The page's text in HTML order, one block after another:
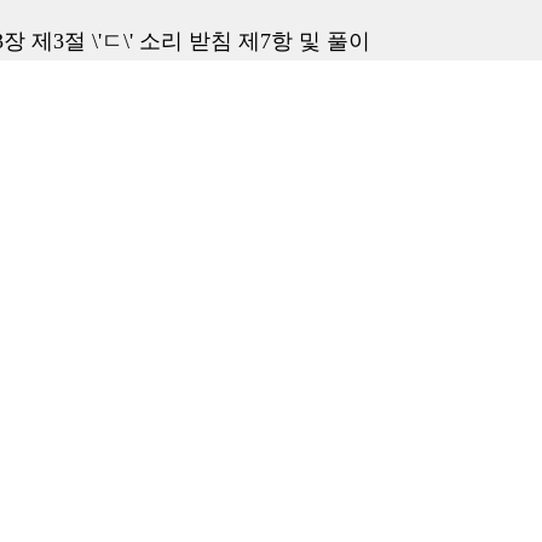
제3절 \'ㄷ\' 소리 받침 제7항 및 풀이